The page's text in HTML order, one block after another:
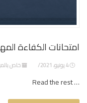
امتحانات الكفاءة
خاص
… Read the rest